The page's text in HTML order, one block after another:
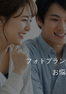
フォトプラ
お